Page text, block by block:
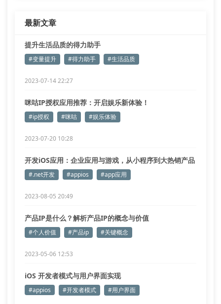
最新文章
提升生活品质的得力助手
#变量提升 #得力助手 #生活品质
2023-07-14 22:27
咪咕IP授权应用推荐：开启娱乐新体验！
#ip授权 #咪咕 #娱乐体验
2023-07-20 10:28
开发iOS应用：企业应用与游戏，从小程序到大热销产品
#.net开发 #appios #app应用
2023-08-05 20:49
产品IP是什么？解析产品IP的概念与价值
#个人价值 #产品ip #关键概念
2023-05-06 12:53
iOS 开发者模式与用户界面实现
#appios #开发者模式 #用户界面